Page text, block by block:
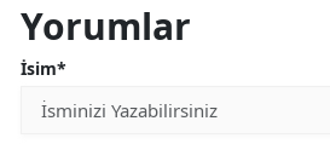
Yorumlar
İsim*